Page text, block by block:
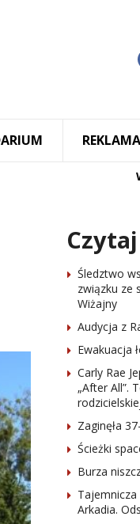
REKLAMA
Śledztwo
związku ze
Wiżajny
Audycja z
Ewakuacja
Carly Rae
„After All”.
Zaginęła
Ścieżki
Burza
Arkadia.